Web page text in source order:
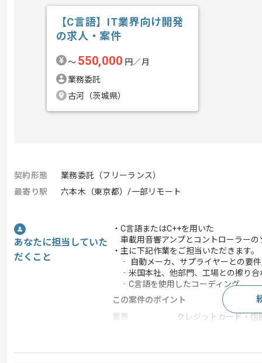
【C言語】IT業界向け開発
の求人・案件
〜 550,000 円／月
業務委託
古河（茨城県）
契約形態
業務委託（フリーランス）
最寄り駅
六本木（東京都）/一部リモート
あなたに担当していた
だくこと
・C言語またはC++を用いた
車載用音響アンプとコントローラーの
・主に下記作業をご担当いただきます。
‐ 自動メーカ、サプライヤーとの要
‐米国本社、他部門、工場との擦り合
‐C言語を使用したコーディング
この案件のポイント
業界
クレジットカード・信
特徴
20代活躍中 , 30代活躍